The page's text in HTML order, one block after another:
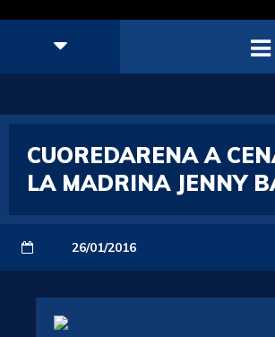
CUOREDARENA A
LA MADRINA JENNY
26/01/2016